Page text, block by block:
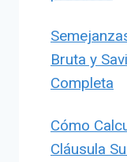
Bruta y
Completa
Cómo
Cláusula